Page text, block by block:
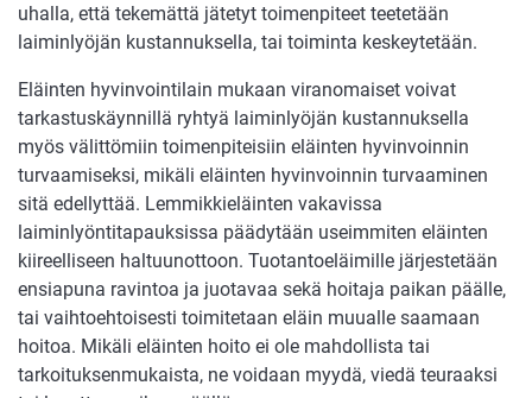
uhalla, että tekemättä jätetyt toimenpiteet teetetään
laiminlyöjän kustannuksella, tai toiminta keskeytetään.
Eläinten hyvinvointilain mukaan viranomaiset voivat
tarkastuskäynnillä ryhtyä laiminlyöjän kustannuksella
myös välittömiin toimenpiteisiin eläinten hyvinvoinnin
turvaamiseksi, mikäli eläinten hyvinvoinnin turvaaminen
sitä edellyttää. Lemmikkieläinten vakavissa
laiminlyöntitapauksissa päädytään useimmiten eläinten
kiireelliseen haltuunottoon. Tuotantoeläimille järjestetään
ensiapuna ravintoa ja juotavaa sekä hoitaja paikan päälle,
tai vaihtoehtoisesti toimitetaan eläin muualle saamaan
hoitoa. Mikäli eläinten hoito ei ole mahdollista tai
tarkoituksenmukaista, ne voidaan myydä, viedä teuraaksi